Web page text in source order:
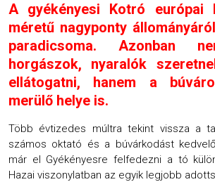
A gyékényesi Kotró európai
méretű nagyponty
paradicsoma. Azonban
horgászok, nyaralók
ellátogatni, hanem a
merülő helye is.
Több évtizedes múltra tekint vissza a
számos oktató és a búvárkodást
már el Gyékényesre felfedezni a tó
Hazai viszonylatban az egyik legjobb